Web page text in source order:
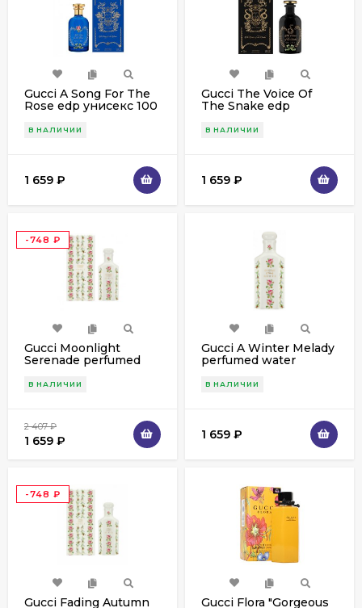
Gucci A Song For The
Rose edp унисекс 100
В НАЛИЧИИ
1 659 ₽
Gucci The Voice Of
The Snake edp
В НАЛИЧИИ
1 659 ₽
-748 ₽
Gucci Moonlight
Serenade perfumed
В НАЛИЧИИ
2 407₽
1 659 ₽
Gucci A Winter Melady
perfumed water
В НАЛИЧИИ
1 659 ₽
-748 ₽
Gucci Fading Autumn
Gucci Flora "Gorgeous